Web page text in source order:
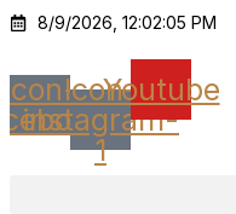
Ir
o
conteúdo
8/9/2026, 12:02:05 PM
Icon-Icon-
instagram-
1
Youtube